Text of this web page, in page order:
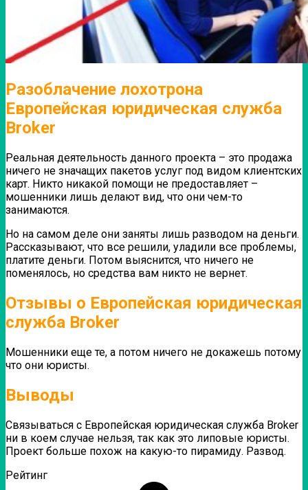
Разоблачение лохотрона
Европейская юридическая служба
Broker
Реальная деятельность данного проекта – это продажа
ничего не значащих пакетов услуг под видом клиентских
карт. Никто никакой помощи не предоставляет –
мошенники лишь делают вид, что они чем-то
занимаются.
Но на самом деле они заняты лишь разводом на деньги.
Рассказывают, что все решили, уладили все проблемы,
платите деньги. Потом выяснится, что ничего не
поменялось, но средства вам никто не вернет.
Отзывы о Европейская юридическая
служба Broker
Мошенники еще те, а потом ничего не докажешь потому
что они юристы.
Выводы
Связываться с Европейская юридическая служба Broker
ни в коем случае нельзя, так как это липовые юристы.
Проект больше похож на какую-то пирамиду. Развод.
Рейтинг